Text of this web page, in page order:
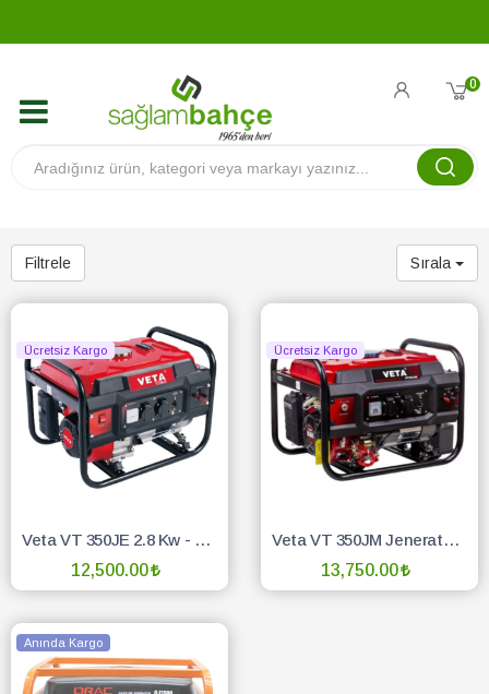
0
Filtrele Sırala
Ücretsiz Kargo
Veta VT 350JE 2.8 Kw - 3.5 Kw İpli Benzinli Jeneratör
12,500.00
SEPETE EKLE
Ücretsiz Kargo
Veta VT 350JM Jeneratör 2.8 Kw - 3,5 Kw Marşlı-İpli Benzinli
13,750.00
Anında Kargo